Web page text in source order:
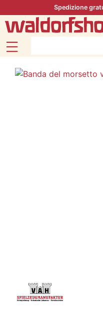
Spedizione